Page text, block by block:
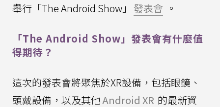
舉行「The Android Show」 發表會 。
「The Android Show」發表會有什麼值
得期待？
這次的發表會將聚焦於XR設備，包括眼鏡、
頭戴設備，以及其他Android XR 的最新資